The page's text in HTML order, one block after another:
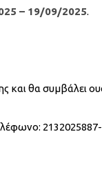
– 19/09/2025.
θα συμβάλει